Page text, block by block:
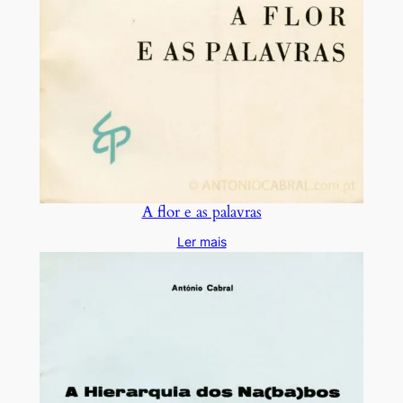
A flor e as palavras
Ler mais